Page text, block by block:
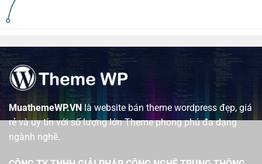
MuathemeWP.VNlà website bán theme wordpress đẹp, giá
rẻ và uy tín với số lượng lớn Theme phong phú đa dạng
ngành nghề.